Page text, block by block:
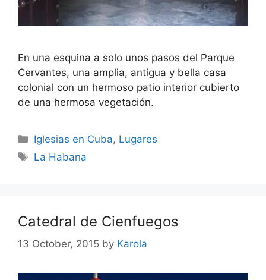
En una esquina a solo unos pasos del Parque
Cervantes, una amplia, antigua y bella casa
colonial con un hermoso patio interior cubierto
de una hermosa vegetación.
Categories
Iglesias en Cuba, Lugares
Tags
La Habana
Catedral de Cienfuegos
13 October, 2015 by Karola